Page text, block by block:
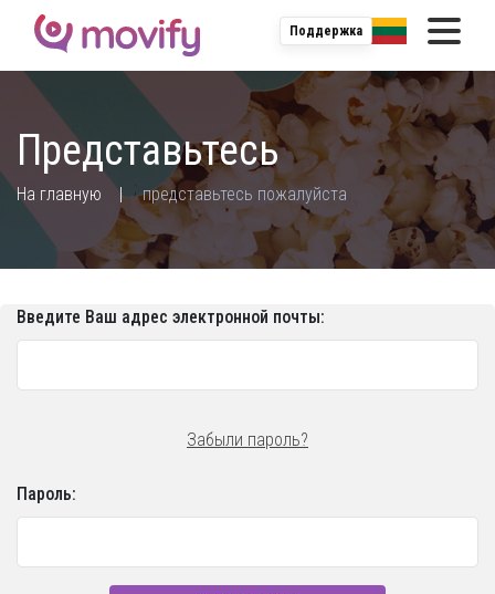
Поддержка
Представьтесь
На главную представьтесь пожалуйста
Введите Ваш адрес электронной почты:
Забыли пароль?
Пароль: